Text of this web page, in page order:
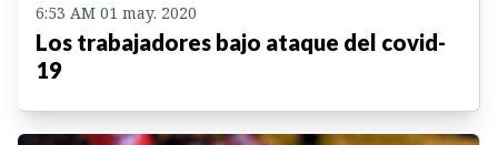
6:53 AM 01 may. 2020
Los trabajadores bajo ataque del covid-
19